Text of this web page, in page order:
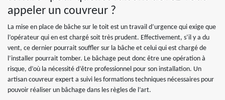
appeler un couvreur ?
La mise en place de bâche sur le toit est un travail d’urgence qui exige que
l’opérateur qui en est chargé soit très prudent. Effectivement, s’il y a du
vent, ce dernier pourrait souffler sur la bâche et celui qui est chargé de
l’installer pourrait tomber. Le bâchage peut donc être une opération à
risque, d’où la nécessité d’être professionnel pour son installation. Un
artisan couvreur expert a suivi les formations techniques nécessaires pour
pouvoir réaliser un bâchage dans les règles de l’art.